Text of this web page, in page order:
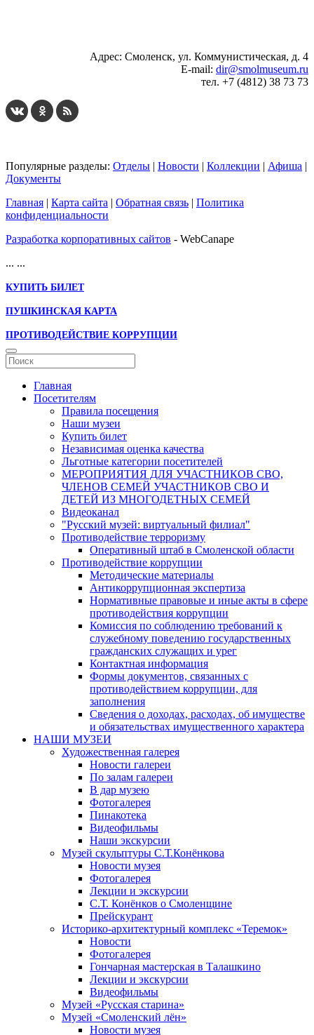
Адрес: Смоленск, ул. Коммунистическая, д. 4
E-mail: dir@smolmuseum.ru
тел. +7 (4812) 38 73 73
Популярные разделы: Отделы | Новости | Коллекции | Афиша |
Документы
Главная | Карта сайта | Обратная связь | Политика
конфиденциальности
Разработка корпоративных сайтов - WebCanape
... ...
КУПИТЬ БИЛЕТ
ПУШКИНСКАЯ КАРТА
ПРОТИВОДЕЙСТВИЕ КОРРУПЦИИ
Главная
Посетителям
Правила посещения
Наши музеи
Купить билет
Независимая оценка качества
Льготные категории посетителей
МЕРОПРИЯТИЯ ДЛЯ УЧАСТНИКОВ СВО,
ЧЛЕНОВ СЕМЕЙ УЧАСТНИКОВ СВО И
ДЕТЕЙ ИЗ МНОГОДЕТНЫХ СЕМЕЙ
Видеоканал
"Русский музей: виртуальный филиал"
Противодействие терроризму
Оперативный штаб в Смоленской области
Противодействие коррупции
Методические материалы
Антикоррупционная экспертиза
Нормативные правовые и иные акты в сфере
противодействия коррупции
Комиссия по соблюдению требований к
служебному поведению государственных
гражданских служащих и урег
Контактная информация
Формы документов, связанных с
противодействием коррупции, для
заполнения
Сведения о доходах, расходах, об имуществе
и обязательствах имущественного характера
НАШИ МУЗЕИ
Художественная галерея
Новости галереи
По залам галереи
В дар музею
Фотогалерея
Пинакотека
Видеофильмы
Наши экскурсии
Музей скульптуры С.Т.Конёнкова
Новости музея
Фотогалерея
Лекции и экскурсии
С.Т. Конёнков о Смоленщине
Прейскурант
Историко-архитектурный комплекс «Теремок»
Новости
Фотогалерея
Гончарная мастерская в Талашкино
Лекции и экскурсии
Видеофильмы
Музей «Русская старина»
Музей «Смоленский лён»
Новости музея